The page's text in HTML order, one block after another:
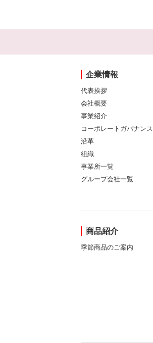
企業情報
代表挨拶
会社概要
事業紹介
コーポレートガバナンス
沿革
組織
事業所一覧
グループ会社一覧
商品紹介
季節商品のご案内